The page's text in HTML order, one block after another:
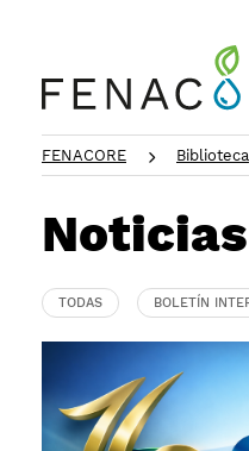
FENACORE Biblioteca
TODAS BOLETÍN